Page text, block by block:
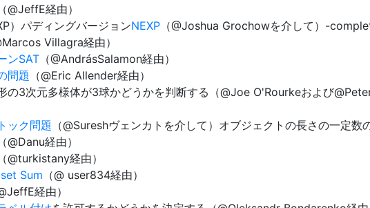
（@JeffE経由）
）パディングバージョンNEXP （@Joshua Grochowを介して）-
Villagra経由）
ンSAT （@AndrásSalamon経由）
問題 （@Eric Allender経由）
の3次元多様体が3球かどうかを判断する（@Joe O'Rourkeおよび
ック問題
（@Sureshヴェンカトを介して）オブジェクトの長さの一定数
（@Danu経由）
（@turkistany経由）
Sum （@ user834経由）
経由）